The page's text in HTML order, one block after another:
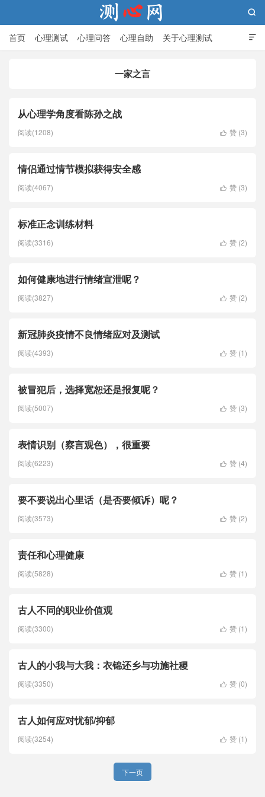

首页 心理测试 心理问答 心理自助 关于心理测试

一家之言
从心理学角度看陈孙之战
 赞 (3)
阅读(1208)
情侣通过情节模拟获得安全感
 赞 (3)
阅读(4067)
标准正念训练材料
 赞 (2)
阅读(3316)
如何健康地进行情绪宣泄呢？
 赞 (2)
阅读(3827)
新冠肺炎疫情不良情绪应对及测试
 赞 (1)
阅读(4393)
被冒犯后，选择宽恕还是报复呢？
 赞 (3)
阅读(5007)
表情识别（察言观色），很重要
 赞 (4)
阅读(6223)
要不要说出心里话（是否要倾诉）呢？
 赞 (2)
阅读(3573)
责任和心理健康
 赞 (1)
阅读(5828)
古人不同的职业价值观
 赞 (1)
阅读(3300)
古人的小我与大我：衣锦还乡与功施社稷
 赞 (0)
阅读(3350)
古人如何应对忧郁/抑郁
 赞 (1)
阅读(3254)
下一页